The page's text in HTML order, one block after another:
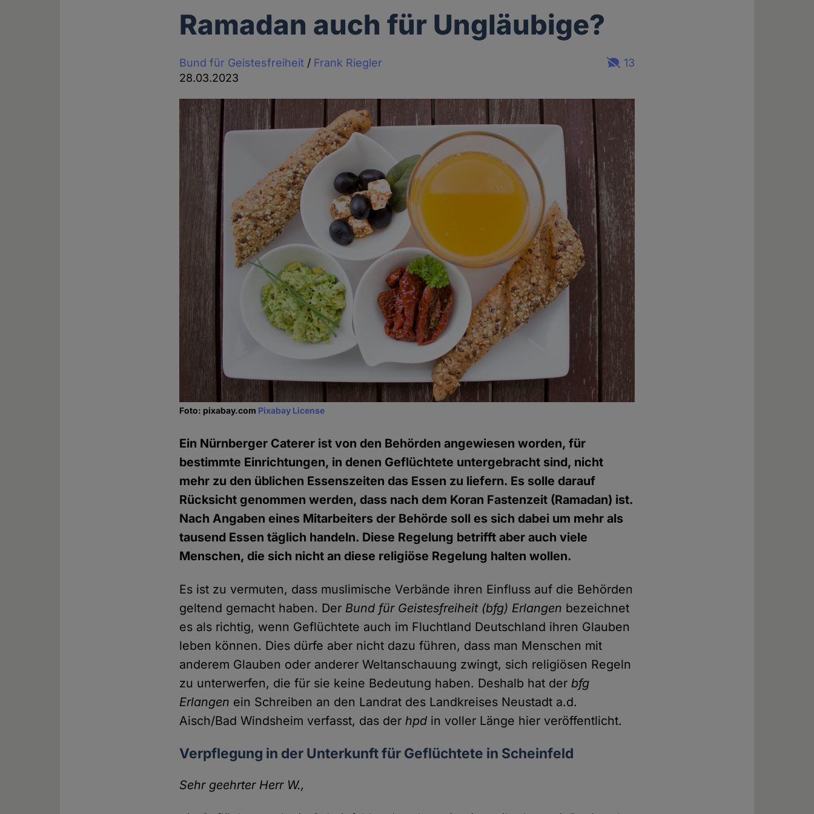
Ramadan auch für Ungläubige?
Bund für Geistesfreiheit / Frank Riegler
28.03.2023
13
Foto: pixabay.com Pixabay License
Ein Nürnberger Caterer ist von den Behörden angewiesen worden, für
bestimmte Einrichtungen, in denen Geflüchtete untergebracht sind, nicht
mehr zu den üblichen Essenszeiten das Essen zu liefern. Es solle darauf
Rücksicht genommen werden, dass nach dem Koran Fastenzeit (Ramadan) ist.
Nach Angaben eines Mitarbeiters der Behörde soll es sich dabei um mehr als
tausend Essen täglich handeln. Diese Regelung betrifft aber auch viele
Menschen, die sich nicht an diese religiöse Regelung halten wollen.
Es ist zu vermuten, dass muslimische Verbände ihren Einfluss auf die Behörden
geltend gemacht haben. Der Bund für Geistesfreiheit (bfg) Erlangen bezeichnet
es als richtig, wenn Geflüchtete auch im Fluchtland Deutschland ihren Glauben
leben können. Dies dürfe aber nicht dazu führen, dass man Menschen mit
anderem Glauben oder anderer Weltanschauung zwingt, sich religiösen Regeln
zu unterwerfen, die für sie keine Bedeutung haben. Deshalb hat derbfg
Erlangen ein Schreiben an den Landrat des Landkreises Neustadt a.d.
Aisch/Bad Windsheim verfasst, das derhpd in voller Länge hier veröffentlicht.
Verpflegung in der Unterkunft für Geflüchtete in Scheinfeld
Sehr geehrter Herr W.,